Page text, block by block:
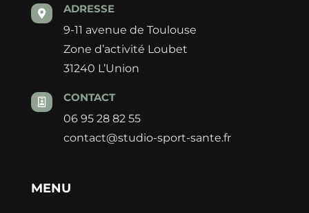

ADRESSE
9-11 avenue de Toulouse
Zone d’activité Loubet
31240 L’Union

CONTACT
06 95 28 82 55
contact@studio-sport-sante.fr
MENU